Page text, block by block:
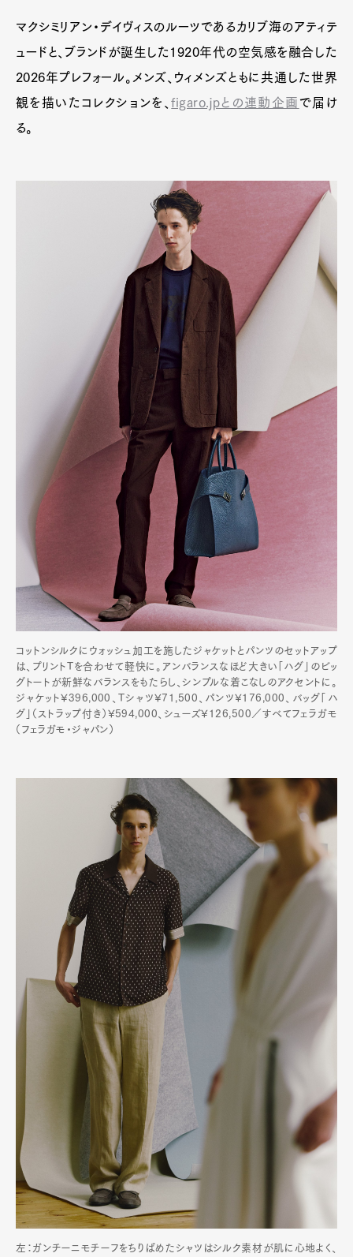
Art&DesignWatch Fashion
ProductCultureLifestyle
Contact
Pen Meet
Pen international Pen tw
マクシミリアン・デイヴィスのルーツであるカリブ海のアティテ
ュードと、ブランドが誕生した1920年代の空気感を融合した
2026年プレフォール。メンズ、ウィメンズともに共通した世界
観を描いたコレクションを、figaro.jpとの連動企画 で届け
る。
コットンシルクにウォッシュ加工を施したジャケットとパンツのセットアップ
は、プリントTを合わせて軽快に。アンバランスなほど大きい「ハグ」のビッ
グトートが新鮮なバランスをもたらし、シンプルな着こなしのアクセントに。
ジャケット¥396,000、Tシャツ¥71,500、パンツ¥176,000、バッグ「ハ
グ」（ストラップ付き）¥594,000、シューズ¥126,500／すべてフェラガモ
（フェラガモ・ジャパン）
左：ガンチーニモチーフをちりばめたシャツはシルク素材が肌に心地よく、